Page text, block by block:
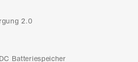
2.0